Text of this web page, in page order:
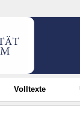
Volltexte